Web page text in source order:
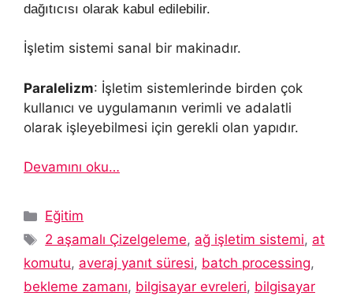
dağıtıcısı olarak kabul edilebilir.
İşletim sistemi sanal bir makinadır.
Paralelizm: İşletim sistemlerinde birden çok
kullanıcı ve uygulamanın verimli ve adalatli
olarak işleyebilmesi için gerekli olan yapıdır.
Devamını oku…
Kategoriler
Eğitim
Etiketler
2 aşamalı Çizelgeleme, ağ işletim sistemi, at
komutu, averaj yanıt süresi, batch processing,
bekleme zamanı, bilgisayar evreleri, bilgisayar